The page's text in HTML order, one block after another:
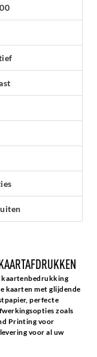
kaartenbedrukking
kaarten met glijdende
perfecte
zoals
Printing voor
voor al uw